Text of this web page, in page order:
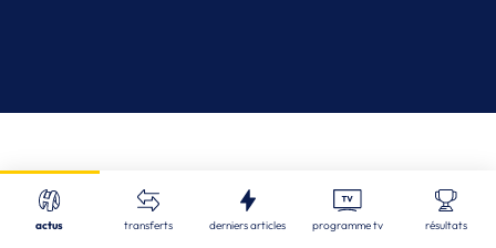
Recherche
actus transferts derniers articles programme tv résultats
Nos derniers articles
STL | 06/08/2026